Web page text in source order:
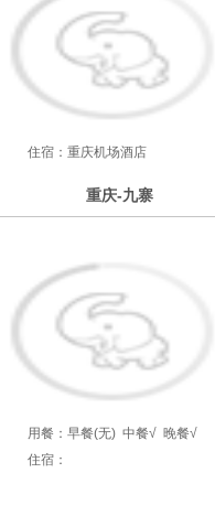
住宿：重庆机场酒店
重庆-九寨
用餐： 早餐(无) 中餐√ 晚餐√
住宿：